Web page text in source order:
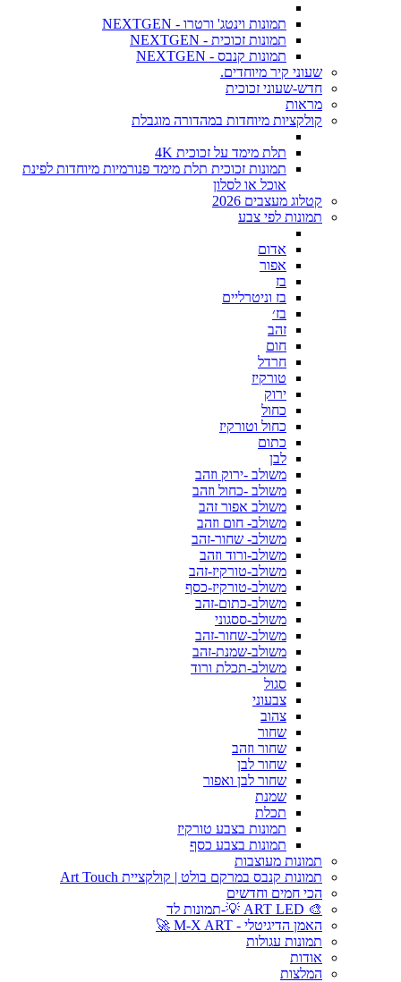
תמונות וינטג' ורטרו - NEXTGEN
תמונות זכוכית - NEXTGEN
תמונות קנבס - NEXTGEN
שעוני קיר מיוחדים.
חדש-שעוני זכוכית
מראות
קולקציות מיוחדות במהדורה מוגבלת
תלת מימד על זכוכית 4K
תמונות זכוכית תלת מימד פנורמיות מיוחדות לפינת
אוכל או לסלון
קטלוג מעצבים 2026
תמונות לפי צבע
אדום
אפור
בז
בז וניטרליים
בז׳
זהב
חום
חרדל
טורקיז
ירוק
כחול
כחול וטורקיז
כתום
לבן
משולב -ירוק וזהב
משולב -כחול וזהב
משולב אפור זהב
משולב- חום וזהב
משולב- שחור-זהב
משולב-ורוד וזהב
משולב-טורקיז-זהב
משולב-טורקיז-כסף
משולב-כתום-זהב
משולב-ססגוני
משולב-שחור-זהב
משולב-שמנת-זהב
משולב-תכלת ורוד
סגול
צבעוני
צהוב
שחור
שחור וזהב
שחור לבן
שחור לבן ואפור
שמנת
תכלת
תמונות בצבע טורקיז
תמונות בצבע כסף
תמונות מעוצבות
תמונות קנבס במרקם בולט | קולקציית Art Touch
הכי חמים וחדשים
🎨 ART LED 💡-תמונות לד
האמן הדיגיטלי - M-X ART 🚀
תמונות עגולות
אודות
המלצות